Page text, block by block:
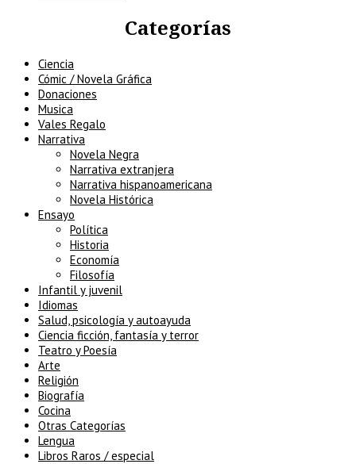
Categorías
Ciencia
Cómic / Novela Gráfica
Donaciones
Musica
Vales Regalo
Narrativa
Novela Negra
Narrativa extranjera
Narrativa hispanoamericana
Novela Histórica
Ensayo
Política
Historia
Economía
Filosofía
Infantil y juvenil
Idiomas
Salud, psicología y autoayuda
Ciencia ficción, fantasía y terror
Teatro y Poesía
Arte
Religión
Biografía
Cocina
Otras Categorías
Lengua
Libros Raros / especial